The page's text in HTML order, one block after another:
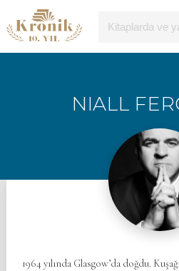
NIALL
1964 yılında Glasgow’da doğdu.